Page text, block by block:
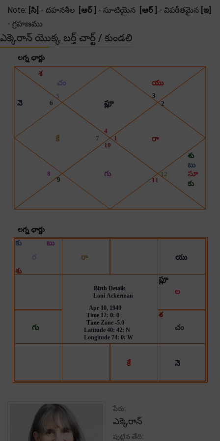
Note: [సి] - దహనశీల [ఆర్ ] - సూటియైన [ఆర్ ] - విపరీతమైన [ఇ]
- గ్రహణము
ఎక్కెరాన్ యొక్క బర్త్ చార్ట్ / కుండలి
పేరు:
ఎక్కెరాన్
పుట్టిన తేది: